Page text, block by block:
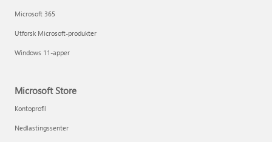
Microsoft 365
Utforsk Microsoft-produkter
Windows 11-apper
Microsoft Store
Kontoprofil
Nedlastingssenter